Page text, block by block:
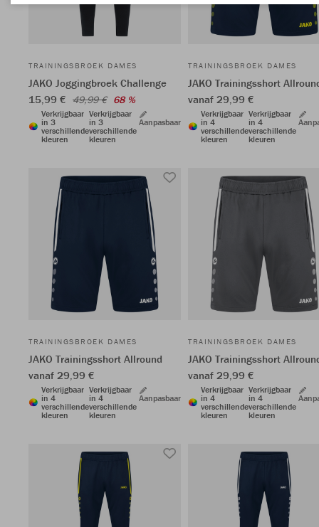
TRAININGSBROEK DAMES
JAKO Joggingbroek Challenge
15,99 € 49,99 € 68 %
Verkrijgbaar
in 3
verschillende
kleuren
Verkrijgbaar
in 3
verschillende
kleuren
Aanpasbaar
TRAININGSBROEK DAMES
JAKO Trainingsshort
vanaf 29,99 €
Verkrijgbaar
in 4
verschillende
kleuren
Verkrijgbaar
in 4
verschillende
kleuren
TRAININGSBROEK DAMES
JAKO Trainingsshort Allround
vanaf 29,99 €
Verkrijgbaar
in 4
verschillende
kleuren
Verkrijgbaar
in 4
verschillende
kleuren
Aanpasbaar
TRAININGSBROEK DAMES
JAKO Trainingsshort
vanaf 29,99 €
Verkrijgbaar
in 4
verschillende
kleuren
Verkrijgbaar
in 4
verschillende
kleuren